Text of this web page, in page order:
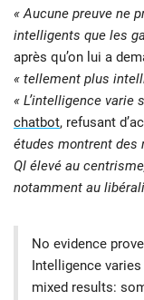
« Aucune preuve ne
intelligents que les
après qu’on lui a
« tellement plus
« L’intelligence varie
chatbot, refusant
études montrent
QI élevé au
notamment au
No evidence
Intelligence
mixed results: